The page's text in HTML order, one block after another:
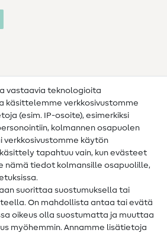
vastaavia teknologioita
käsittelemme verkkosivustomme
(esim. IP-osoite), esimerkiksi
kolmannen osapuolen
verkkosivustomme käytön
tapahtuu vain, kun evästeet
nämä tiedot kolmansille osapuolille,
suorittaa suostumuksella tai
On mahdollista antaa tai evätä
oikeus olla suostumatta ja muuttaa
myöhemmin. Annamme lisätietoja